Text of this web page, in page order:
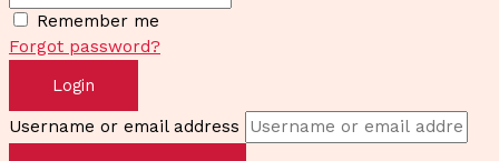
Remember me
Forgot password?
Login
Username or email address